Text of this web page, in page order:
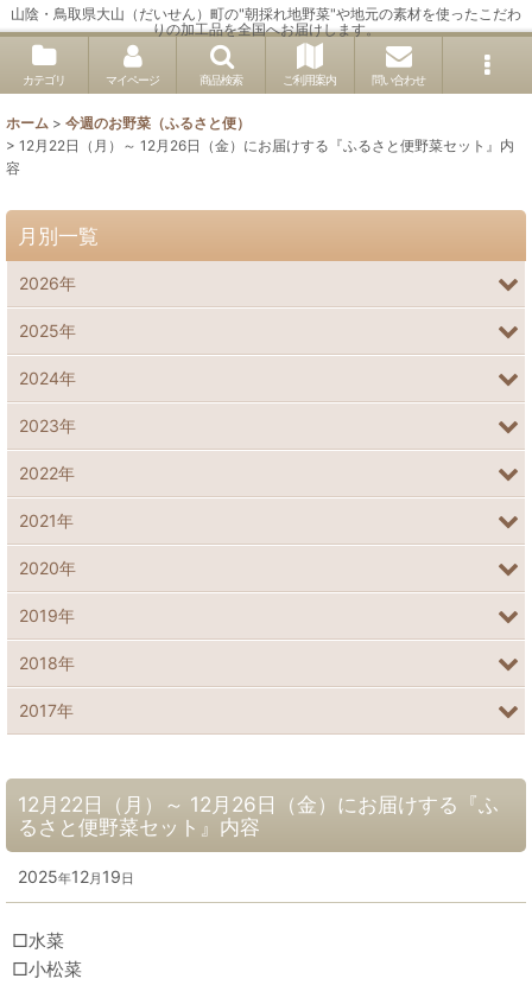
山陰・鳥取県大山（だいせん）町の"朝採れ地野菜"や地元の素材を使ったこだわ
りの加工品を全国へお届けします。
カテゴリ マイページ 商品検索 ご利用案内 問い合わせ
ホーム > 今週のお野菜（ふるさと便）
> 12月22日（月）～ 12月26日（金）にお届けする『ふるさと便野菜セット』内
容
12月22日（月）～ 12月26日（金）にお届けする『ふ
るさと便野菜セット』内容
2025年12月 19日
□水菜
□小松菜
月別一覧
2026年
2025年
2024年
2023年
2022年
2021年
2020年
2019年
2018年
2017年